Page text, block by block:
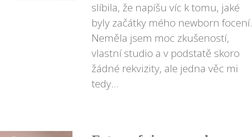
slíbila, že napíšu víc k tomu, jaké
byly začátky mého newborn focení.
Neměla jsem moc zkušeností,
vlastní studio a v podstatě skoro
žádné rekvizity, ale jedna věc mi
tedy...